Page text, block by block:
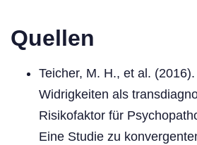
Quellen
Teicher, M. H., et al.
Widrigkeiten als
Risikofaktor für
Eine Studie zu